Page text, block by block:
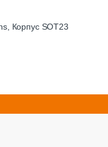
Корпус SOT23